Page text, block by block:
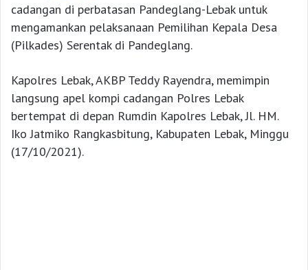
cadangan di perbatasan Pandeglang-Lebak untuk
mengamankan pelaksanaan Pemilihan Kepala Desa
(Pilkades) Serentak di Pandeglang.
Kapolres Lebak, AKBP Teddy Rayendra, memimpin
langsung apel kompi cadangan Polres Lebak
bertempat di depan Rumdin Kapolres Lebak, Jl. HM.
Iko Jatmiko Rangkasbitung, Kabupaten Lebak, Minggu
(17/10/2021).